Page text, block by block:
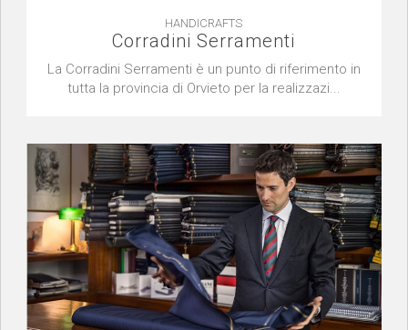
HANDICRAFTS
Corradini Serramenti
La Corradini Serramenti è un punto di riferimento in
tutta la provincia di Orvieto per la realizzazi...